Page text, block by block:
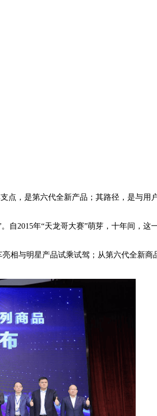
，是第六代全新产品；其路径，是与用
2015年“天龙哥大赛”萌芽，十年间，这
与明星产品试乘试驾；从第六代全新商